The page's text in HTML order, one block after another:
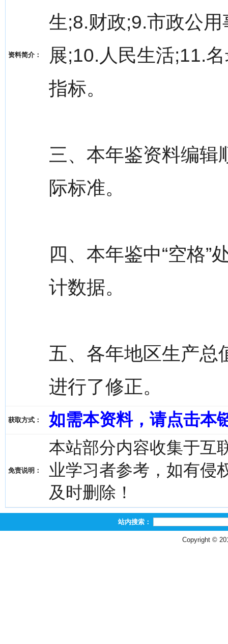
资料简介：
生;8.财政;9.市政公
展;10.人民生活;11.
指标。
三、本年鉴资料编辑
际标准。
四、本年鉴中“空格”
计数据。
五、各年地区生产总
进行了修正。
获取方式： 如需本资料，请点击本
免责说明：
本站部分内容收集于互
业学习者参考，如有侵
及时删除！
站内搜索：
Copyright ©